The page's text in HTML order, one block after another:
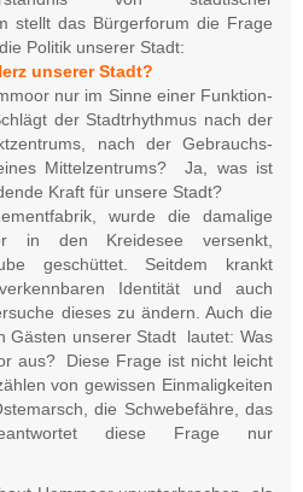
stellt das Bürgerforum die Frage
Politik unserer Stadt:
unserer Stadt?
nur im Sinne einer Funktion-
der Stadtrhythmus nach der
nach der Gebrauchs-
Mittelzentrums? Ja, was ist
Kraft für unsere Stadt?
wurde die damalige
in den Kreidesee versenkt,
geschüttet. Seitdem krankt
Identität und auch
dieses zu ändern. Auch die
Gästen unserer Stadt lautet: Was
aus? Diese Frage ist nicht leicht
von gewissen Einmaligkeiten
die Schwebefähre, das
diese Frage nur